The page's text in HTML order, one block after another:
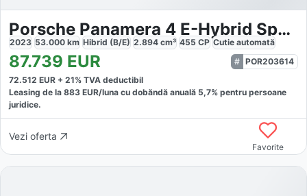
Porsche Panamera 4 E-Hybrid Sport Turismo
2023 53.000 km Hibrid (B/E) 2.894 cm³ 455 CP Cutie automată
87.739 EUR
POR203614
72.512 EUR + 21% TVA deductibil
Leasing de la 883 EUR/luna cu dobăndă anuală 5,7% pentru persoane
juridice.
Vezi oferta
Favorite